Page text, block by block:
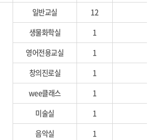
일반교실
12
생물화학실
1
영어전용교실
1
창의진로실
1
wee클래스
1
미술실
1
음악실
1